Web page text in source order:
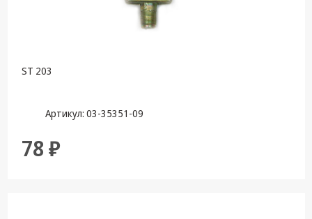
ST 203
Артикул: 03-35351-09
78 ₽